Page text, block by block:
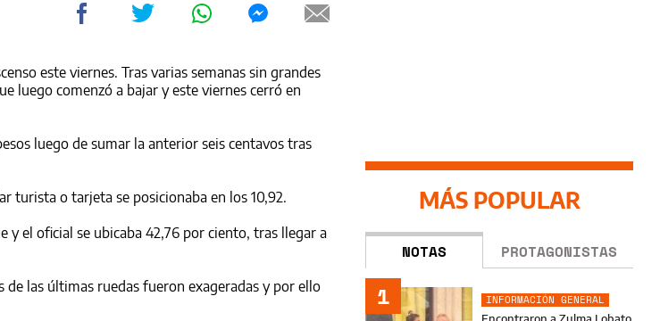
este viernes. Tras varias semanas sin grandes
luego comenzó a bajar y este viernes cerró en
luego de sumar la anterior seis centavos tras
turista o tarjeta se posicionaba en los 10,92.
y el oficial se ubicaba 42,76 por ciento, tras llegar a
de las últimas ruedas fueron exageradas y por ello
MÁS POPULAR
NOTAS PROTAGONISTAS
1
INFORMACIÓN GENERAL